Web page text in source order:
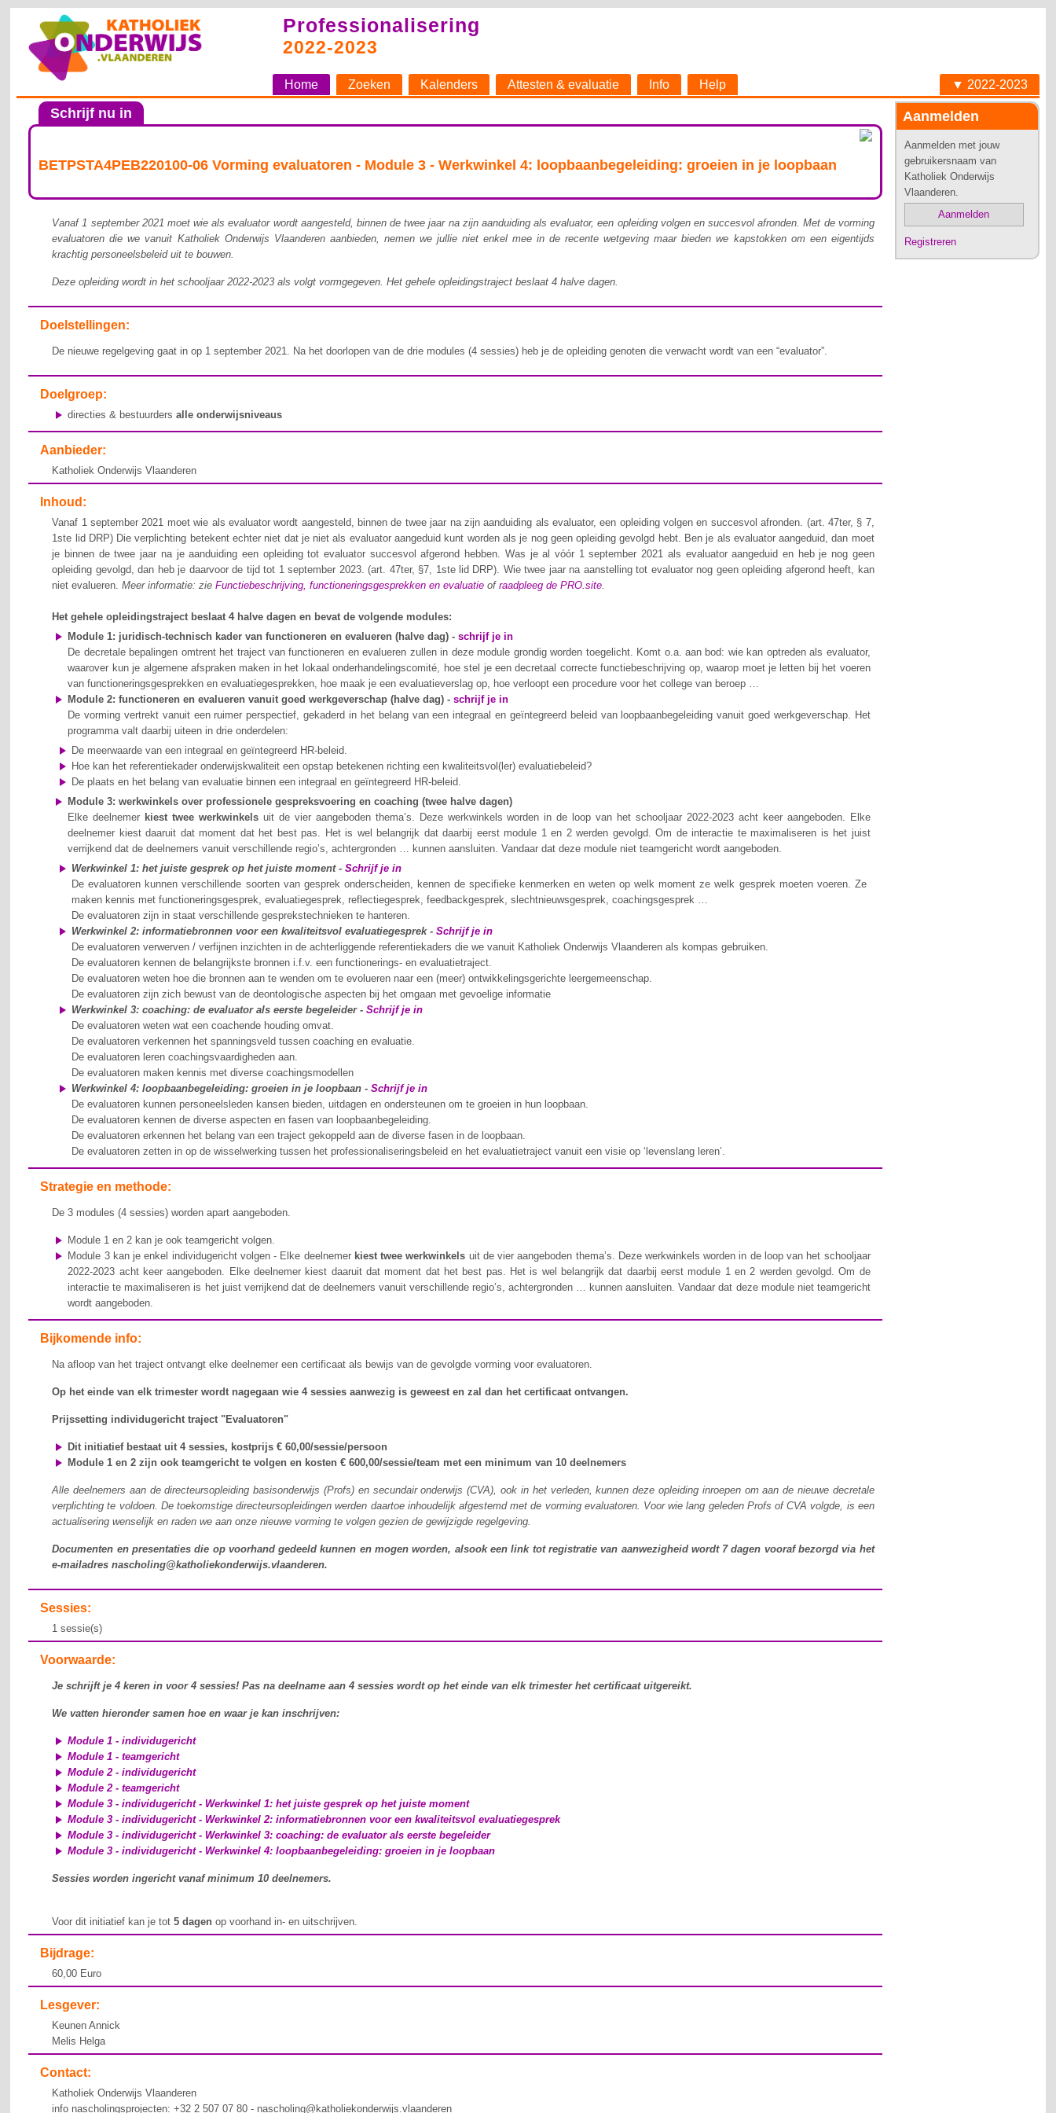
Professionalisering
2022-2023
Home Zoeken Kalenders Attesten & evaluatie Info Help ▼ 2022-2023
Aanmelden
Aanmelden met jouw
gebruikersnaam van
Katholiek Onderwijs
Vlaanderen.
Aanmelden
Registreren
Schrijf nu in
BETPSTA4PEB220100-06 Vorming evaluatoren - Module 3 - Werkwinkel 4: loopbaanbegeleiding: groeien in je loopbaan
Vanaf 1 september 2021 moet wie als evaluator wordt aangesteld, binnen de twee jaar na zijn aanduiding als evaluator, een opleiding volgen en succesvol afronden. ​Met de vorming
evaluatoren die we vanuit Katholiek Onderwijs Vlaanderen aanbieden, ​nemen we jullie niet enkel mee in de recente wetgeving maar bieden we kapstokken om een eigentijds
krachtig personeelsbeleid uit te bouwen.
​Deze opleiding wordt in het schooljaar 2022-2023 als volgt vormgegeven. Het gehele opleidingstraject beslaat 4 halve dagen.
Doelstellingen:
De nieuwe regelgeving gaat in op 1 september 2021. Na het doorlopen van de drie modules (4 sessies) heb je de opleiding genoten die verwacht wordt van een “evaluator”.
Doelgroep:
directies & bestuurders alle onderwijsniveaus
Aanbieder:
Katholiek Onderwijs Vlaanderen
Inhoud:
Vanaf 1 september 2021 moet wie als evaluator wordt aangesteld, binnen de twee jaar na zijn aanduiding als evaluator, een opleiding volgen en succesvol afronden. (art. 47ter, § 7,
1ste lid DRP) Die verplichting betekent echter niet dat je niet als evaluator aangeduid kunt worden als je nog geen opleiding gevolgd hebt. Ben je als evaluator aangeduid, dan moet
je binnen de twee jaar na je aanduiding een opleiding tot evaluator succesvol afgerond hebben. Was je al vóór 1 september 2021 als evaluator aangeduid en heb je nog geen
opleiding gevolgd, dan heb je daarvoor de tijd tot 1 september 2023. (art. 47ter, §7, 1ste lid DRP). Wie twee jaar na aanstelling tot evaluator nog geen opleiding afgerond heeft, kan
niet evalueren. Meer informatie: zieFunctiebeschrijving, functioneringsgesprekken en evaluatie of raadpleeg dePRO.site.
Het gehele opleidingstraject beslaat 4 halve dagen en bevat de volgende modules:
Module 1: juridisch-technisch kader van functioneren en evalueren (halve dag) -schrijf je in
De decretale bepalingen omtrent het traject van functioneren en evalueren zullen in deze module grondig worden toegelicht. Komt o.a. aan bod: wie kan optreden als evaluator,
waarover kun je algemene afspraken maken in het lokaal onderhandelingscomité, hoe stel je een decretaal correcte functiebeschrijving op, waarop moet je letten bij het voeren
van functioneringsgesprekken en evaluatiegesprekken, hoe maak je een evaluatieverslag op, hoe verloopt een procedure voor het college van beroep …
Module 2: functioneren en evalueren vanuit goed werkgeverschap (halve dag) -schrijf je in
De vorming vertrekt vanuit een ruimer perspectief, gekaderd in het belang van een integraal en geïntegreerd beleid van loopbaanbegeleiding vanuit goed werkgeverschap. Het
programma valt daarbij uiteen in drie onderdelen:
De meerwaarde van een integraal en geïntegreerd HR-beleid.
Hoe kan het referentiekader onderwijskwaliteit een opstap betekenen richting een kwaliteitsvol(ler) evaluatiebeleid?
De plaats en het belang van evaluatie binnen een integraal en geïntegreerd HR-beleid.
Module 3: werkwinkels over professionele gespreksvoering en coaching (twee halve dagen)
Elke deelnemer kiest twee werkwinkels uit de vier aangeboden thema’s. Deze werkwinkels worden in de loop van het schooljaar 2022-2023 acht keer aangeboden. Elke
deelnemer kiest daaruit dat moment dat het best pas. Het is wel belangrijk dat daarbij eerst module 1 en 2 werden gevolgd. Om de interactie te maximaliseren is het juist
verrijkend dat de deelnemers vanuit verschillende regio’s, achtergronden … kunnen aansluiten. Vandaar dat deze module niet teamgericht wordt aangeboden.
Werkwinkel 1: het juiste gesprek op het juiste moment -Schrijf je in
De evaluatoren kunnen verschillende soorten van gesprek onderscheiden, kennen de specifieke kenmerken en weten op welk moment ze welk gesprek moeten voeren. Ze
maken kennis met functioneringsgesprek, evaluatiegesprek, reflectiegesprek, feedbackgesprek, slechtnieuwsgesprek, coachingsgesprek …
De evaluatoren zijn in staat verschillende gesprekstechnieken te hanteren.
Werkwinkel 2: informatiebronnen voor een kwaliteitsvol evaluatiegesprek-Schrijf je in
De evaluatoren verwerven / verfijnen inzichten in de achterliggende referentiekaders die we vanuit Katholiek Onderwijs Vlaanderen als kompas gebruiken.
De evaluatoren kennen de belangrijkste bronnen i.f.v. een functionerings- en evaluatietraject.
De evaluatoren weten hoe die bronnen aan te wenden om te evolueren naar een (meer) ontwikkelingsgerichte leergemeenschap.
De evaluatoren zijn zich bewust van de deontologische aspecten bij het omgaan met gevoelige informatie
Werkwinkel 3: coaching: de evaluator als eerste begeleider-Schrijf je in
De evaluatoren weten wat een coachende houding omvat.
De evaluatoren verkennen het spanningsveld tussen coaching en evaluatie.
De evaluatoren leren coachingsvaardigheden aan.
De evaluatoren maken kennis met diverse coachingsmodellen
Werkwinkel 4: loopbaanbegeleiding: groeien in je loopbaan-Schrijf je in
De evaluatoren kunnen personeelsleden kansen bieden, uitdagen en ondersteunen om te groeien in hun loopbaan.
De evaluatoren kennen de diverse aspecten en fasen van loopbaanbegeleiding.
De evaluatoren erkennen het belang van een traject gekoppeld aan de diverse fasen in de loopbaan.
De evaluatoren zetten in op de wisselwerking tussen het professionaliseringsbeleid en het evaluatietraject vanuit een visie op ‘levenslang leren’.
Strategie en methode:
De 3 modules (4 sessies) worden apart aangeboden.
Module 1 en 2 kan je ook teamgericht volgen.
Module 3 kan je enkel individugericht volgen - Elke deelnemer kiest twee werkwinkels uit de vier aangeboden thema’s. Deze werkwinkels worden in de loop van het schooljaar
2022-2023 acht keer aangeboden. Elke deelnemer kiest daaruit dat moment dat het best pas. Het is wel belangrijk dat daarbij eerst module 1 en 2 werden gevolgd. Om de
interactie te maximaliseren is het juist verrijkend dat de deelnemers vanuit verschillende regio’s, achtergronden … kunnen aansluiten. Vandaar dat deze module niet teamgericht
wordt aangeboden.
Bijkomende info:
Na afloop van het traject ontvangt elke deelnemer een certificaat als bewijs van de gevolgde vorming voor evaluatoren.
Op het einde van elk trimester wordt nagegaan wie 4 sessies aanwezig is geweest en zal dan het certificaat ontvangen.
Prijssetting individugericht traject "Evaluatoren"
Dit initiatief bestaat uit 4 sessies, kostprijs € 60,00/sessie/persoon
Module 1 en 2 zijn ook teamgericht te volgen en kosten € 600,00/sessie/team met een minimum van 10 deelnemers
Alle deelnemers aan de directeursopleiding basisonderwijs (Profs) en secundair onderwijs (CVA), ook in het verleden, kunnen deze opleiding inroepen om aan de nieuwe decretale
verplichting te voldoen. De toekomstige directeursopleidingen werden daartoe inhoudelijk afgestemd met de vorming evaluatoren. Voor wie lang geleden Profs of CVA volgde, is een
actualisering wenselijk en raden we aan onze nieuwe vorming te volgen gezien de gewijzigde regelgeving.
Documenten en presentaties die op voorhand gedeeld kunnen en mogen worden, alsook een link tot registratie van aanwezigheid wordt 7 dagen vooraf bezorgd via het
e-mailadres nascholing@katholiekonderwijs.vlaanderen.
Sessies:
1 sessie(s)
Voorwaarde:
Je schrijft je 4 keren in voor 4 sessies! Pas na deelname aan 4 sessies wordt op het einde van elk trimester het certificaat uitgereikt.
We vatten hieronder samen hoe en waar je kan inschrijven:
Module 1 - individugericht
Module 1 - teamgericht
Module 2 - individugericht
Module 2 - teamgericht
Module 3 - individugericht - Werkwinkel 1: het juiste gesprek op het juiste moment
Module 3 - individugericht - Werkwinkel 2: informatiebronnen voor een kwaliteitsvol evaluatiegesprek
Module 3 - individugericht - Werkwinkel 3: coaching: de evaluator als eerste begeleider
Module 3 - individugericht - Werkwinkel 4: loopbaanbegeleiding: groeien in je loopbaan
Sessies worden ingericht vanaf minimum 10 deelnemers.
Voor dit initiatief kan je tot5 dagen op voorhand in- en uitschrijven.
Bijdrage:
60,00 Euro
Lesgever:
Keunen Annick
Melis Helga
Contact:
Katholiek Onderwijs Vlaanderen
info nascholingsprojecten: +32 2 507 07 80 - nascholing@katholiekonderwijs.vlaanderen